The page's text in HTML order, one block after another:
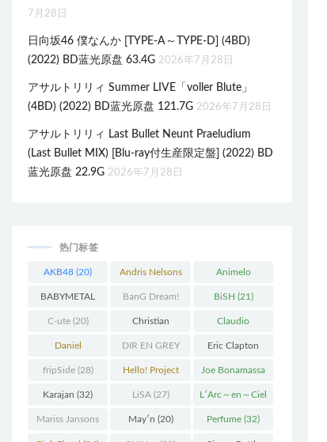
7月28日
日向坂46 僕なんか [TYPE-A～TYPE-D] (4BD)
(2022) BD蓝光原盘 63.4G 2026年7月28日
アサルトリリィ Summer LIVE「voller Blute」
(4BD) (2022) BD蓝光原盘 121.7G 2026年7月28日
アサルトリリィ Last Bullet Neunt Praeludium
(Last Bullet MIX) [Blu-ray付生産限定盤] (2022) BD
蓝光原盘 22.9G 2026年7月28日
热门标签
AKB48 (20) Andris Nelsons
(22)
Animelo
Summer Live
(34)
BABYMETAL
(22)
BanG Dream!
(48)
BiSH (21)
C-ute(20) Christian
Thielemann(36)
Claudio
Abbado(25)
Daniel
Barenboim(37)
DIR EN GREY
(27)
Eric Clapton
(27)
fripSide(28) Hello! Project
(58)
Joe Bonamassa
(20)
Karajan (32) LiSA(27) L′Arc～en～Ciel
(41)
Mariss Jansons May′n (20) Perfume (32)